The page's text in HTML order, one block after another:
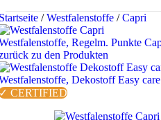
/ Westfalenstoffe / Capri
Regelm. Punkte
zu den Produkten
Dekostoff Easy
CERTIFIED